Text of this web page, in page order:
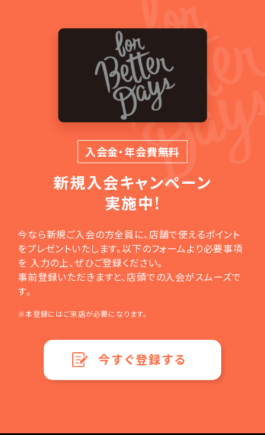
入会金・年会費無料
新規入会キャンペーン
実施中!
今なら新規ご入会の方全員に、店舗で使えるポイント
をプレゼントいたします。以下のフォームより必要事項
を 入力の上、ぜひご登録ください。
事前登録いただきますと、店頭での入会がスムーズで
す。
※本登録にはご来店が必要になります。
今すぐ登録する